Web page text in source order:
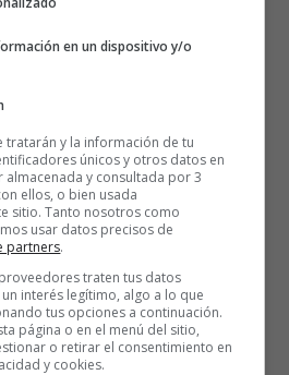
en un dispositivo y/o
tratarán y la información de tu
únicos y otros datos en
y consultada por 3
ellos, o bien usada
sitio. Tanto nosotros como
usar datos precisos de
partners.
traten tus datos
interés legítimo, algo a lo que
tus opciones a continuación.
página o en el menú del sitio,
o retirar el consentimiento en
y cookies.